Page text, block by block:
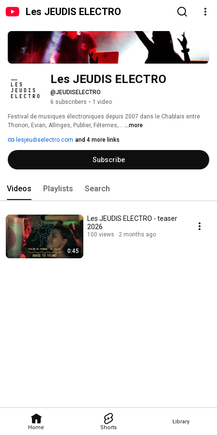
Les JEUDIS ELECTRO
Home Shorts
Library
Les JEUDIS ELECTRO
@JEUDISELECTRO
6 subscribers • 1 video
Festival de musiques électroniques depuis 2007 dans le Chablais entre
Thonon, Evian, Allinges, Publier, Féternes,... ...more
lesjeudiselectro.com and 4 more links
Subscribe
Videos Playlists Search
0:45
Les JEUDIS ELECTRO - teaser
2026
100 views 2 months ago